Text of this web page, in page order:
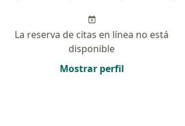
La reserva de citas en línea no está
disponible
Mostrar perfil